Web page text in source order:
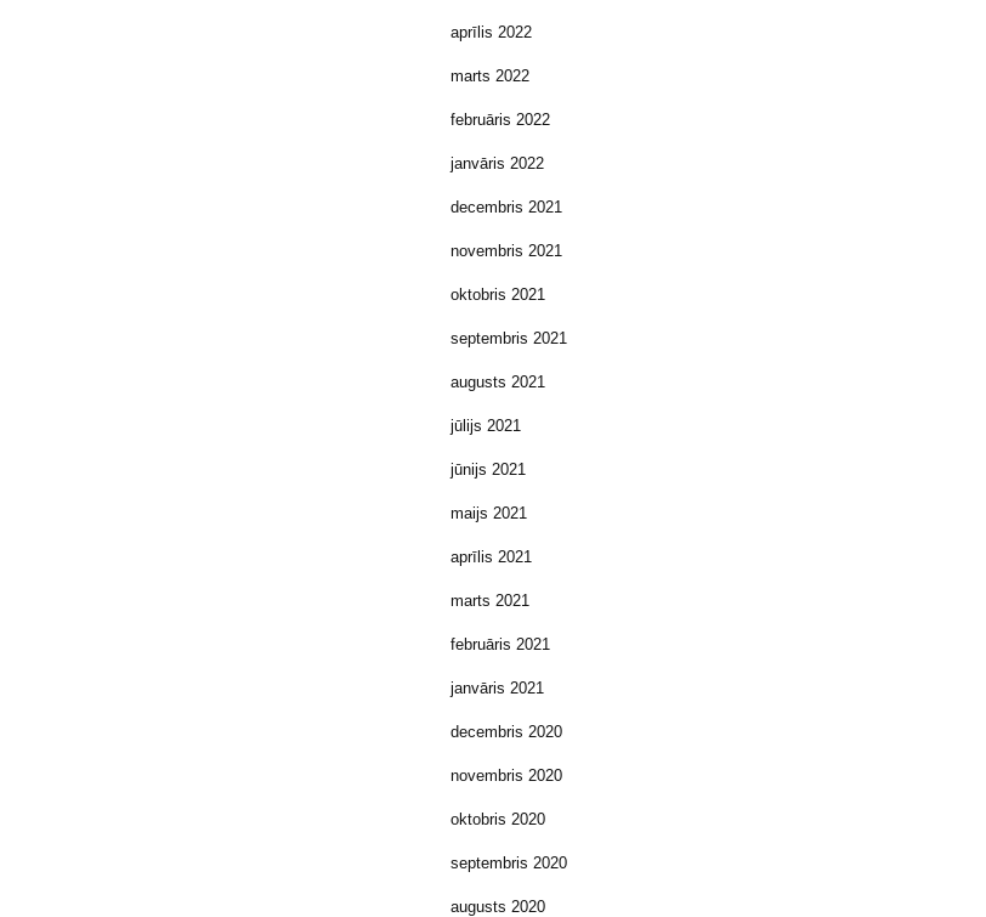
aprīlis 2022
marts 2022
februāris 2022
janvāris 2022
decembris 2021
novembris 2021
oktobris 2021
septembris 2021
augusts 2021
jūlijs 2021
jūnijs 2021
maijs 2021
aprīlis 2021
marts 2021
februāris 2021
janvāris 2021
decembris 2020
novembris 2020
oktobris 2020
septembris 2020
augusts 2020